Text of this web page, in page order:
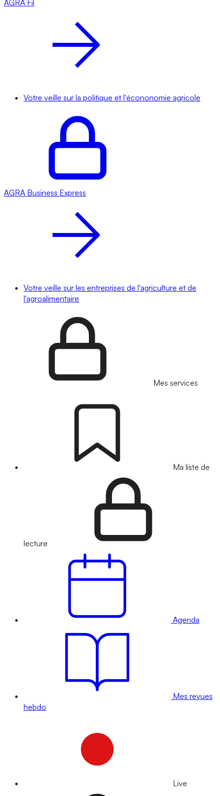
AGRA Fil
Votre veille sur la politique et l'écononomie agricole
AGRA Business Express
Votre veille sur les entreprises de l'agriculture et de
l'agroalimentaire
Mes services
Ma liste de
lecture
Agenda
Mes revues
hebdo
Live